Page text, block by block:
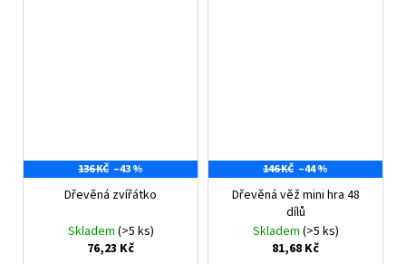
136 KČ –43 %
Dřevěná zvířátko
Skladem (>5 ks)
76,23 Kč
146 KČ –44 %
Dřevěná věž mini hra 48
dílů
Skladem (>5 ks)
81,68 Kč